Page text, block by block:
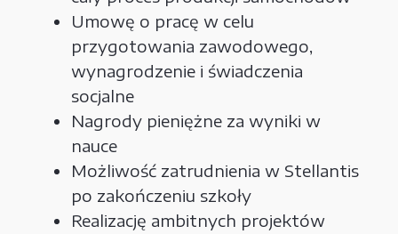
Umowę o pracę w celu
przygotowania zawodowego,
wynagrodzenie i świadczenia
socjalne
Nagrody pieniężne za wyniki w
nauce
Możliwość zatrudnienia w Stellantis
po zakończeniu szkoły
Realizację ambitnych projektów